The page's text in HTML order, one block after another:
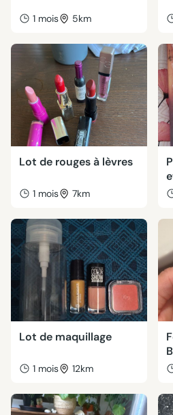
1 mois 5km
Lot de rouges à lèvres
1 mois 7km
Lot de maquillage
1 mois 12km